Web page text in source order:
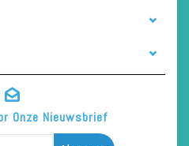
Onze Nieuwsbrief